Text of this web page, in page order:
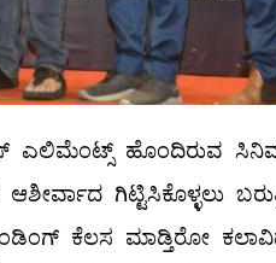
ಎಲಿಮೆಂಟ್ಸ್ ಹೊಂದಿರುವ
ಗಿಟ್ಟಿಸಿಕೊಳ್ಳಲು
ಕೆಲಸ ಮಾಡ್ತಿರೋ